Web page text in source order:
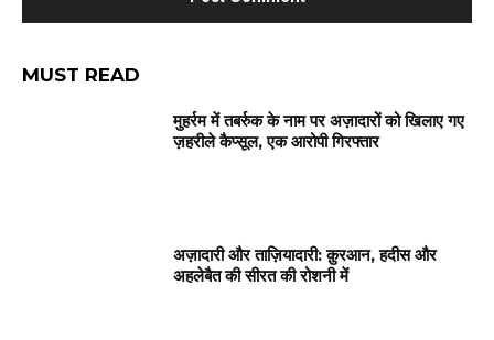
MUST READ
मुहर्रम में तबर्रुक के नाम पर अज़ादारों को खिलाए गए
ज़हरीले कैप्सूल, एक आरोपी गिरफ्तार
अज़ादारी और ताज़ियादारी: क़ुरआन, हदीस और
अहलेबैत की सीरत की रोशनी में